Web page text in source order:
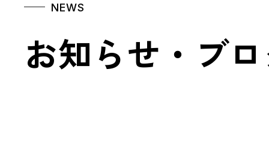
NEWS
お知らせ・ブ